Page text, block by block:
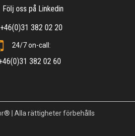
Följ oss på Linkedin
+46(0)31 382 02 20
24/7 on-call:
382 02 60
| Alla rättigheter förbehålls